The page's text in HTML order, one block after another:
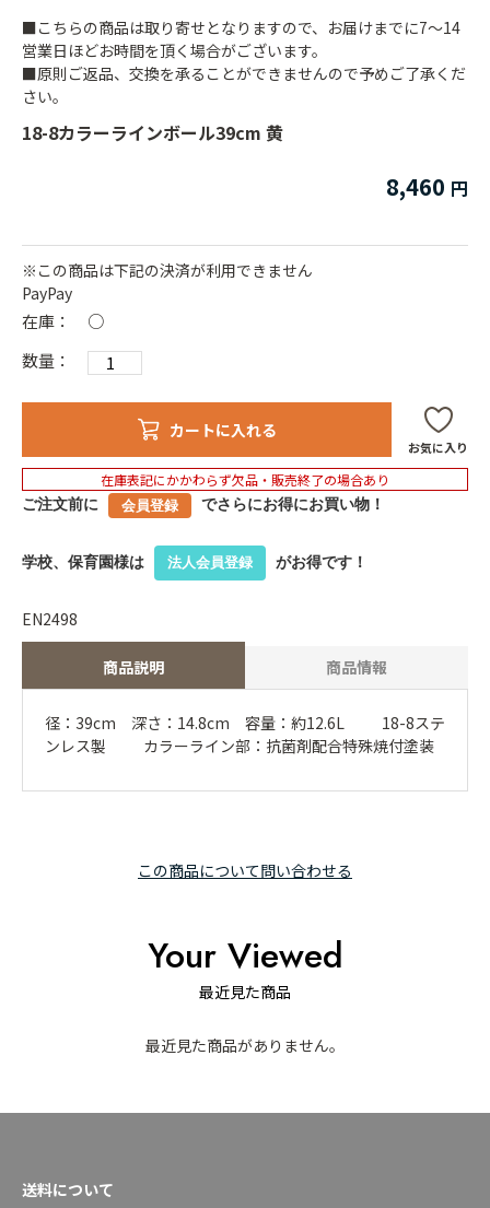
18-8カラーラインボール39cm 黄
8,460
※この商品は下記の決済が利用できません
PayPay
在庫：
○
数量：
カートに入れる
お気に入り
在庫表記にかかわらず欠品・販売終了の場合あり
ご注文前に 会員登録 でさらにお得にお買い物！
学校、保育園様は 法人会員登録 がお得です！
商品説明 商品情報
径：39cm 深さ：14.8cm 容量：約12.6L 18-8ステ
ンレス製 カラーライン部：抗菌剤配合特殊焼付塗装
この商品について問い合わせる
■こちらの商品は取り寄せとなりますので、お届けまでに7～14
営業日ほどお時間を頂く場合がございます。
■原則ご返品、交換を承ることができませんので予めご了承くだ
さい。
EN2498
Your Viewed
最近見た商品
最近見た商品がありません。
送料について